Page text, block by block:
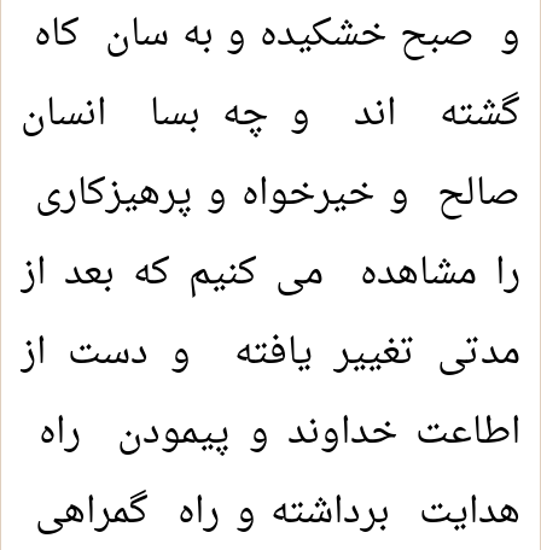
و صبح خشکیده و به سان کاه
گشته اند و چه بسا انسان
صالح و خیرخواه و پرهیزکاری
را مشاهده می کنیم که بعد از
مدتی تغییر یافته و دست از
اطاعت خداوند و پیمودن راه
هدایت برداشته و راه گمراهی